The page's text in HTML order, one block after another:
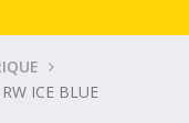
ICE BLUE